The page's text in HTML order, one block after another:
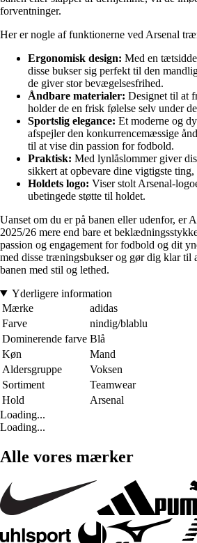
forventninger.
Her er nogle af funktionerne ved Arsenal
Ergonomisk design: Med en
disse bukser sig perfekt til den
de giver stor bevægelsesfrihed.
Åndbare materialer: Designet til at
holder de en frisk følelse selv under
Sportslig elegance: Et moderne og
afspejler den konkurrencemæssige
til at vise din passion for fodbold.
Praktisk: Med lynlåslommer giver
sikkert at opbevare dine vigtigste ting,
Holdets logo: Viser stolt Arsenal-
ubetingede støtte til holdet.
Uanset om du er på banen eller udenfor, er
2025/26 mere end bare et
passion og engagement for fodbold og dit
med disse træningsbukser og gør dig klar til
banen med stil og lethed.
Yderligere information
Mærke
adidas
Farve
nindig/blablu
Dominerende farve Blå
Køn
Mand
Aldersgruppe
Voksen
Sortiment
Teamwear
Hold
Arsenal
Loading...
Loading...
Alle vores mærker